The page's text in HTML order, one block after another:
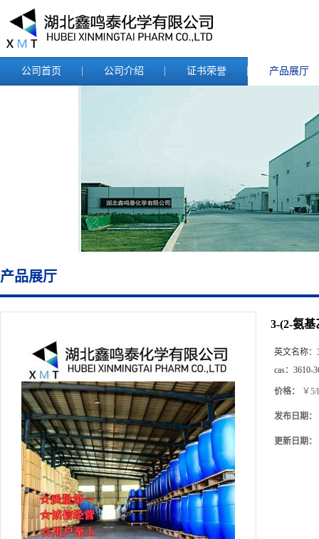
公司首页 公司介绍 证书荣誉 产品展厅
产品展厅
3-(2-氨
英文名称：
cas： 3610-
价格： ￥5/
发布日期：
更新日期：